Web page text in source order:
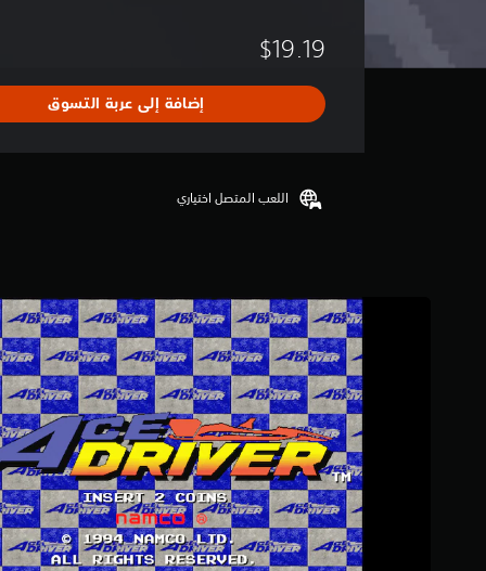
س
ا
ل
ق
م
ن
ج
و
م
م
ن
5
ن
ج
و
م
م
ن
إ
$19.19
إضافة إلى عربة التسوق
اللعب المتصل اختياري